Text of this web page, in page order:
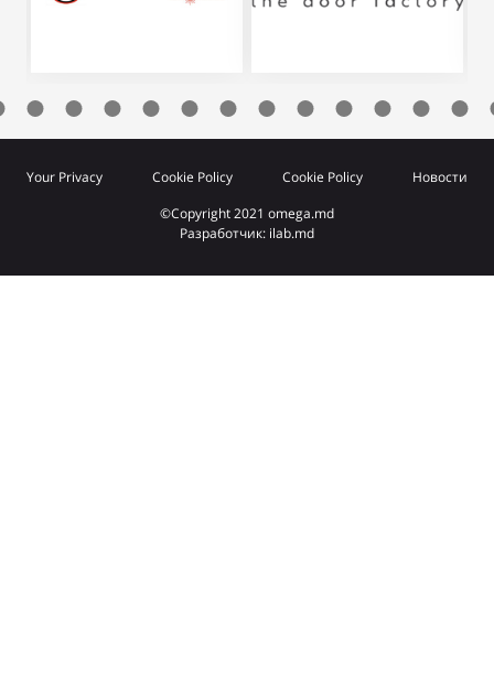
Your Privacy Cookie Policy Cookie Policy Новости
©Copyright 2021 omega.md
Разработчик: ilab.md